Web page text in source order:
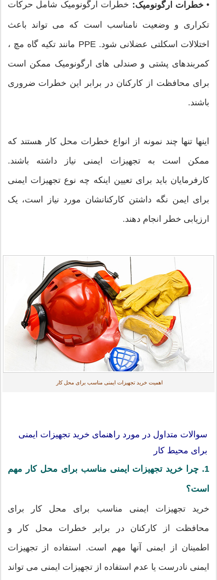
•خطرات ارگونومیک: خطرات ارگونومیک شامل حرکات
تکراری و وضعیت نامناسب است که می تواند باعث
اختلالات اسکلتی عضلانی شود. PPE مانند تکیه گاه مچ ،
کمربندهای پشتی و صندلی های ارگونومیک ممکن است
برای محافظت از کارکنان در برابر این خطرات ضروری
باشند.
اینها تنها چند نمونه از انواع خطرات محل کار هستند که
ممکن است به تجهیزات ایمنی نیاز داشته باشند.
کارفرمایان باید برای تعیین اینکه چه نوع تجهیزات ایمنی
برای ایمن نگه داشتن کارکنانشان مورد نیاز است، یک
ارزیابی خطر انجام دهند.
اهمیت خرید تجهیزات ایمنی مناسب برای محل کار
سوالات متداول در مورد راهنمای خرید تجهیزات ایمنی
برای محیط کار
1. چرا خرید تجهیزات ایمنی مناسب برای محل کار مهم
است؟
خرید تجهیزات ایمنی مناسب برای محل کار برای
محافظت از کارکنان در برابر خطرات محل کار و
اطمینان از ایمنی آنها مهم است. استفاده از تجهیزات
ایمنی نادرست یا عدم استفاده از تجهیزات ایمنی می تواند